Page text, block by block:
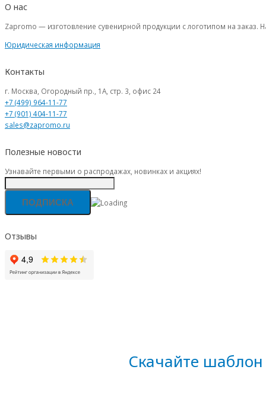
О нас
Zapromo — изготовление сувенирной продукции с логотипом на
Юридическая информация
Контакты
г. Москва, Огородный пр., 1А, стр. 3, офис 24
+7 (499) 964-11-77
+7 (901) 404-11-77
sales@zapromo.ru
Полезные новости
Узнавайте первыми о распродажах, новинках и акциях!
Отзывы
Скачайте